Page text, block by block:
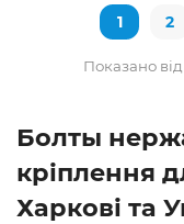
1 2
Показано від
Болты
кріплення
Харкові та